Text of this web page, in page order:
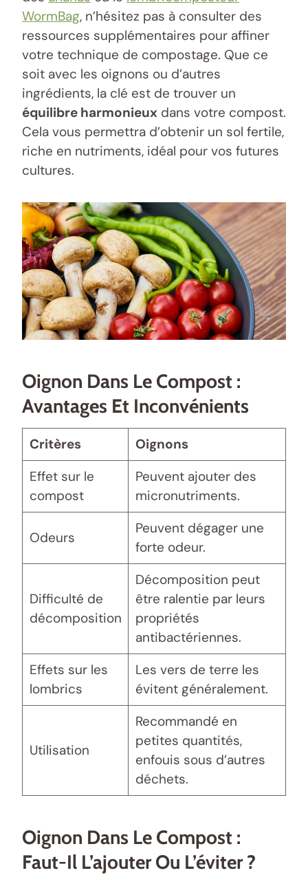
WormBag, n’hésitez pas à consulter des
ressources supplémentaires pour affiner
votre technique de compostage. Que ce
soit avec les oignons ou d’autres
ingrédients, la clé est de trouver un
équilibre harmonieux dans votre compost.
Cela vous permettra d’obtenir un sol fertile,
riche en nutriments, idéal pour vos futures
cultures.
Oignon Dans Le Compost :
Avantages Et Inconvénients
Critères
Oignons
Effet sur le
compost
Peuvent ajouter des
micronutriments.
Odeurs
Peuvent dégager une
forte odeur.
Difficulté de
décomposition
Décomposition peut
être ralentie par leurs
propriétés
antibactériennes.
Effets sur les
lombrics
Les vers de terre les
évitent généralement.
Utilisation
Recommandé en
petites quantités,
enfouis sous d’autres
déchets.
Oignon Dans Le Compost :
Faut-Il L’ajouter Ou L’éviter ?